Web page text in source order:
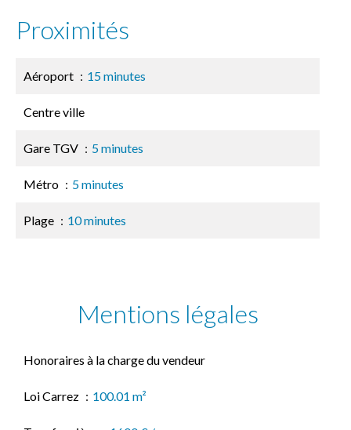
Proximités
Aéroport 15 minutes
Centre ville
Gare TGV 5 minutes
Métro 5 minutes
Plage 10 minutes
Mentions légales
Honoraires à la charge du vendeur
Loi Carrez 100.01 m²